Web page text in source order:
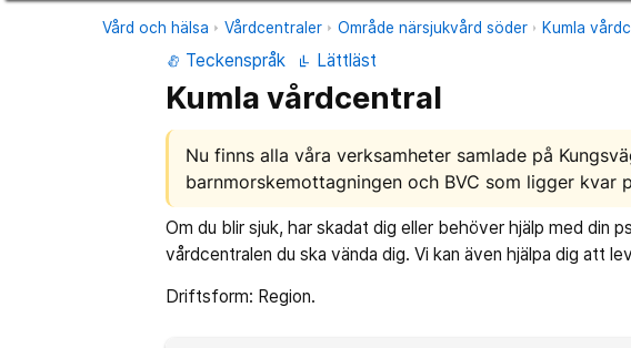
Vård och hälsa Vårdcentraler Område närsjukvård söder Kumla
Teckenspråk Lättläst
Kumla vårdcentral
Nu finns alla våra verksamheter samlade på
barnmorskemottagningen och BVC som ligger kvar
Om du blir sjuk, har skadat dig eller behöver hjälp med din
vårdcentralen du ska vända dig. Vi kan även hjälpa dig att
Driftsform: Region.